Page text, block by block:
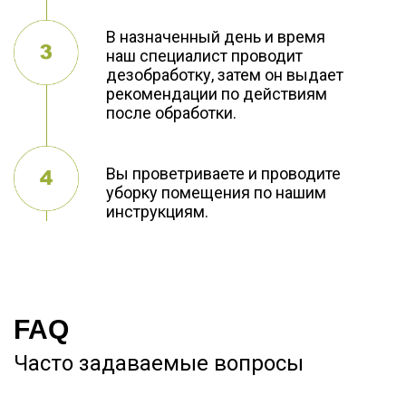
В назначенный день и время
наш специалист проводит
дезобработку, затем он выдает
рекомендации по действиям
после обработки.
Вы проветриваете и проводите
уборку помещения по нашим
инструкциям.
FAQ
Часто задаваемые вопросы